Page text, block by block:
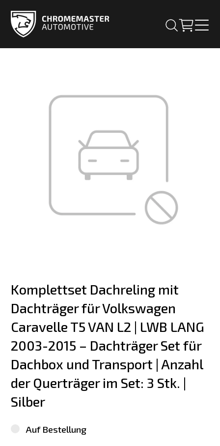
Komplettset Dachreling mit
Dachträger für Volkswagen
Caravelle T5 VAN L2 | LWB LANG
2003-2015 – Dachträger Set für
Dachbox und Transport | Anzahl
der Querträger im Set: 3 Stk. |
Silber
Auf Bestellung